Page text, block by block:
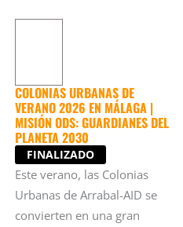
COLONIAS URBANAS DE
VERANO 2026 EN MÁLAGA |
MISIÓN ODS: GUARDIANES DEL
PLANETA 2030
FINALIZADO
Este verano, las Colonias
Urbanas de Arrabal-AID se
convierten en una gran